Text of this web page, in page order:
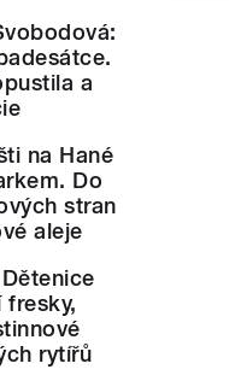
a
na Hané
Do
stran
aleje
fresky,
rytířů